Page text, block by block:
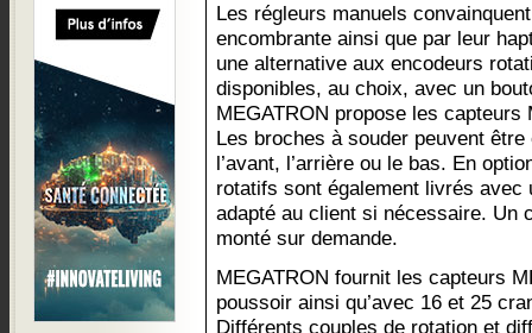
Les régleurs manuels
encombrante ainsi que par leur
une alternative aux encodeurs
disponibles, au choix, avec un
MEGATRON propose les
Les broches à souder peuvent
l’avant, l’arrière ou le bas. En
rotatifs sont également livrés avec
adapté au client si nécessaire. Un
monté sur demande.
MEGATRON fournit les capteurs
poussoir ainsi qu’avec 16 et 25
Différents couples de rotation et